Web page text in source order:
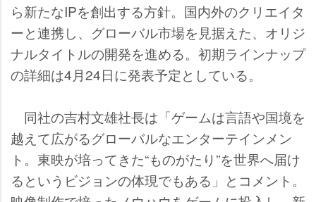
ら新たなIPを創出する方針。国内外のクリエイタ
ーと連携し、グローバル市場を見据えた、オリジ
ナルタイトルの開発を進める。初期ラインナップ
の詳細は4月24日に発表予定としている。
同社の吉村文雄社長は「ゲームは言語や国境を
越えて広がるグローバルなエンターテインメン
ト。東映が培ってきた“ものがたり”を世界へ届け
るというビジョンの体現でもある」とコメント。